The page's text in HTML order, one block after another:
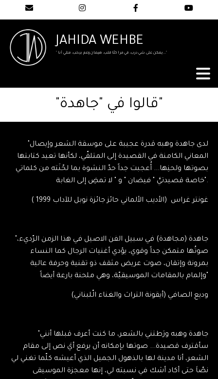
JAHIDA WEHBE
" يمكن على شي درب، في مرا كلّا قلب، هيمان وعم بيحب، متلي أنا..."
"قالوا في "جاهدة"
المعاني الكامنة في القصيدة إلى المتلقّي، لكأنها تعيد كتابتها
بصوتها ولحنِها... أُعجبت جداً حدّ النشوة بما لحّنَته من كلماتي
خاصة قصيدتيَّ " فيضان " و " لا تمضِ إلى الغابة".
غونتر غراس (الأديب الألماني حائز جائزة نوبل للآداب 1999 )
صوتُها متمكن جداً وقوي، يؤدي أغنيات الرجال كما النساء
بمرونة وإتقان، صوت عريض مثقف ذو تقنية وحرفة عالية
وديع الصافي (أيقونة التراث والغناء الّلبناني)
سأقترف قصيدة... صوتها بإمكانه أن يرفع أيَ نص إلى مقام
الشعر، أنا مدينة لها بالذهول الجميل الذي أعيشه كلّما تغني لي
نصّاَ حتى أكاد أشك في نسبته لي، إنها معجزة الموسيقى